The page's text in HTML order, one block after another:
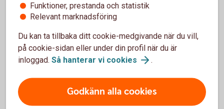
Att leverera: Faktaruta som innehåller namn, ålder, skola,
intressen och ”min/vår hälsning till Sveriges
mellanstadieelever”.
3. Lista med tre punkter: Kopplade till ämnet. Det kan
vara tips eller en topplista. Till exempel: Till krönika om att
vi inte ska slänga så mycket mat – 3 sätt att bli
(kli)matsmart. Till krönika om att vara kär i sin idol – 3 bästa
låtarna med xxx. Roligast är om tipsen inte är för lika
Funktioner, prestanda och statistik
Relevant marknadsföring
Du kan ta tillbaka ditt cookie-medgivande när du vill,
på cookie-sidan eller under din profil när du är
inloggad. Så hanterar vi cookies .
Godkänn alla cookies